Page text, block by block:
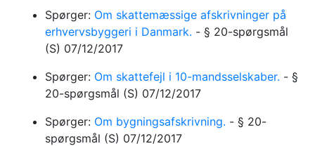
Spørger: Om skattemæssige afskrivninger på
erhvervsbyggeri i Danmark. - § 20-spørgsmål
(S) 07/12/2017
Spørger: Om skattefejl i 10-mandsselskaber. - §
20-spørgsmål (S) 07/12/2017
Spørger: Om bygningsafskrivning. - § 20-
spørgsmål (S) 07/12/2017